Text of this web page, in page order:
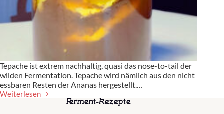
Tepache ist extrem nachhaltig, quasi das nose-to-tail der
wilden Fermentation. Tepache wird nämlich aus den nicht
essbaren Resten der Ananas hergestellt.…
Weiterlesen
Tepache
Ferment-Rezepte